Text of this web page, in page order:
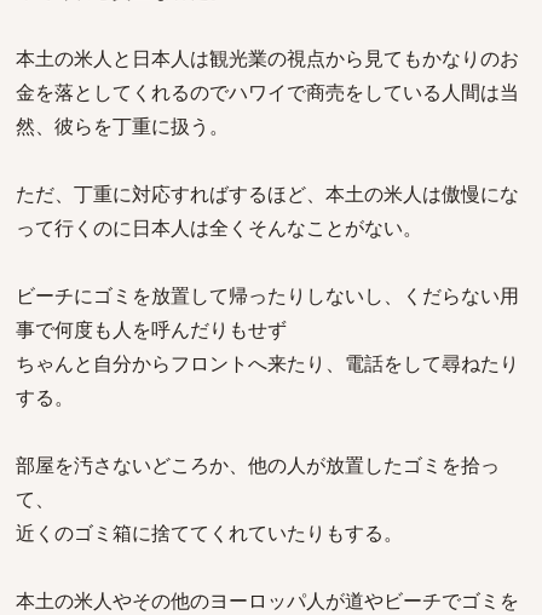
本土の米人と日本人は観光業の視点から見てもかなりのお
金を落としてくれるのでハワイで商売をしている人間は当
然、彼らを丁重に扱う。
ただ、丁重に対応すればするほど、本土の米人は傲慢にな
って行くのに日本人は全くそんなことがない。
ビーチにゴミを放置して帰ったりしないし、くだらない用
事で何度も人を呼んだりもせず
ちゃんと自分からフロントへ来たり、電話をして尋ねたり
する。
部屋を汚さないどころか、他の人が放置したゴミを拾っ
て、
近くのゴミ箱に捨ててくれていたりもする。
本土の米人やその他のヨーロッパ人が道やビーチでゴミを